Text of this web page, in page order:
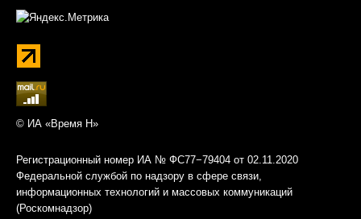
© ИА «Время Н»
Регистрационный номер ИА № ФС77−79404 от 02.11.2020
Федеральной службой по надзору в сфере связи,
информационных технологий и массовых коммуникаций
(Роскомнадзор)